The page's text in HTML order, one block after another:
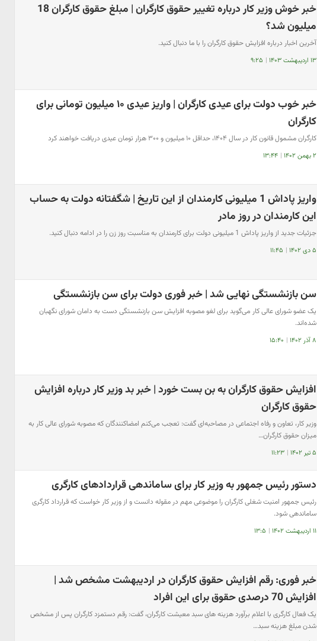
خبر خوش وزیر کار درباره تغییر حقوق کارگران | مبلغ حقوق کارگران 18
میلیون شد؟
آخرین اخبار درباره افزایش حقوق کارگران را با ما دنبال کنید.
۱۳ اردیبهشت ۱۴۰۳ | ۹:۲۵
خبر خوب دولت برای عیدی کارگران | واریز عیدی ۱۰ میلیون تومانی برای
کارگران
کارگران مشمول قانون کار در سال ۱۴۰۴، حداقل ۱۰ میلیون و ۳۰۰ هزار تومان عیدی دریافت خواهند کرد
۲ بهمن ۱۴۰۲ | ۱۳:۴۴
واریز پاداش 1 میلیونی کارمندان از این تاریخ | شگفتانه دولت به حساب
این کارمندان در روز مادر
جزئیات جدید از واریز پاداش 1 میلیونی دولت برای کارمندان به مناسبت روز زن را در ادامه دنبال کنید.
۵ دی ۱۴۰۲ | ۱۱:۴۵
سن بازنشستگی نهایی شد | خبر فوری دولت برای سن بازنشستگی
یک عضو شورای عالی کار می‌گوید برای لغو مصوبه افزایش سن بازنشستگی دست به دامان شورای نگهبان
شده‌اند.
۸ آذر ۱۴۰۲ | ۱۵:۴۰
افزایش حقوق کارگران به بن بست خورد | خبر بد وزیر کار درباره افزایش
حقوق کارگران
وزیر کار، تعاون و رفاه اجتماعی در مصاحبه‌ای گفت: تعجب می‌کنم امضاکنندگان که مصوبه شورای عالی کار به
میزان حقوق کارگران…
۵ تیر ۱۴۰۲ | ۱۱:۲۳
دستور رئیس جمهور به وزیر کار برای ساماندهی قراردادهای کارگری
رئیس جمهور امنیت شغلی کارگران را موضوعی مهم در مقوله دانست و از وزیر کار خواست که قرارداد کارگری
ساماندهی شود.
۱۱ اردیبهشت ۱۴۰۲ | ۱۳:۵
خبر فوری: رقم افزایش حقوق کارگران در اردیبهشت مشخص شد |
افزایش 70 درصدی حقوق برای این افراد
یک فعال کارگری با اعلام برآورد هزینه های سبد معیشت کارگران، گفت: رقم دستمزد کارگران پس از مشخص
شدن مبلغ هزینه سبد…